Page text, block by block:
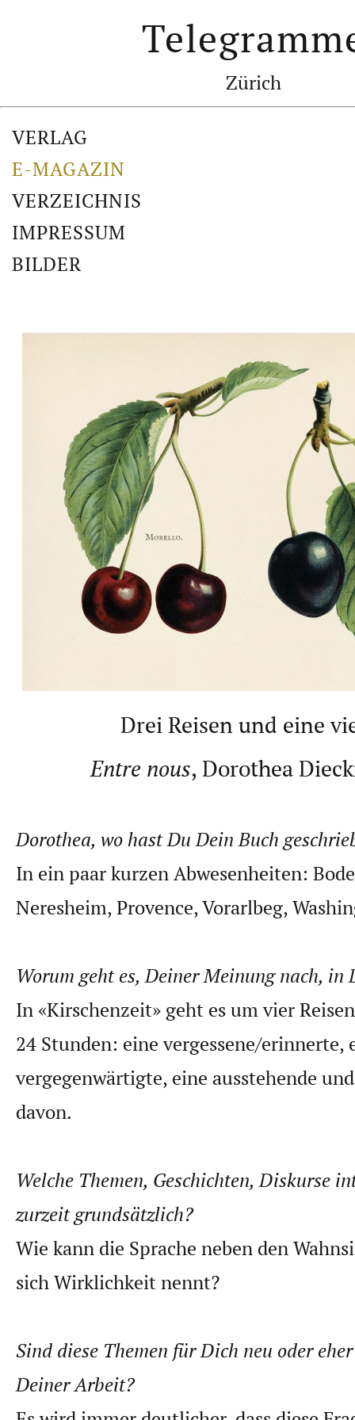
Zürich
VERLAG
E-MAGAZIN
VERZEICHNIS
IMPRESSUM
BILDER
Drei Reisen und eine
Entre nous, Dorothea
Dorothea, wo hast Du Dein Buch
In ein paar kurzen Abwesenheiten:
Neresheim, Provence, Vorarlbeg,
Worum geht es, Deiner Meinung nach, in
In «Kirschenzeit» geht es um vier
24 Stunden: eine vergessene/erinnerte,
vergegenwärtigte, eine ausstehende
davon.
Welche Themen, Geschichten, Diskurse
zurzeit grundsätzlich?
Wie kann die Sprache neben den
sich Wirklichkeit nennt?
Sind diese Themen für Dich neu oder
Deiner Arbeit?